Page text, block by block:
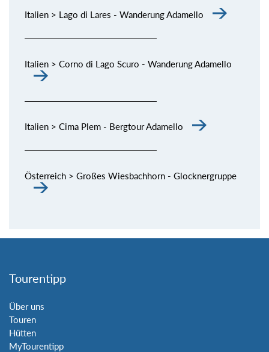
Italien > Lago di Lares - Wanderung Adamello
Italien > Corno di Lago Scuro - Wanderung Adamello
Italien > Cima Plem - Bergtour Adamello
Österreich > Großes Wiesbachhorn - Glocknergruppe
Tourentipp
Über uns
Touren
Hütten
MyTourentipp